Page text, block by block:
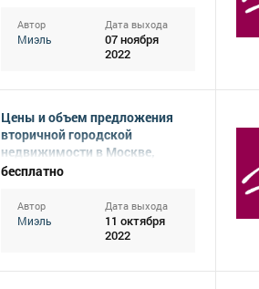
Автор
Миэль
Дата выхода
07 ноября
2022
Цены и объем предложения
вторичной городской
недвижимости в Москве,
сентябрь 2022
бесплатно
Автор
Миэль
Дата выхода
11 октября
2022